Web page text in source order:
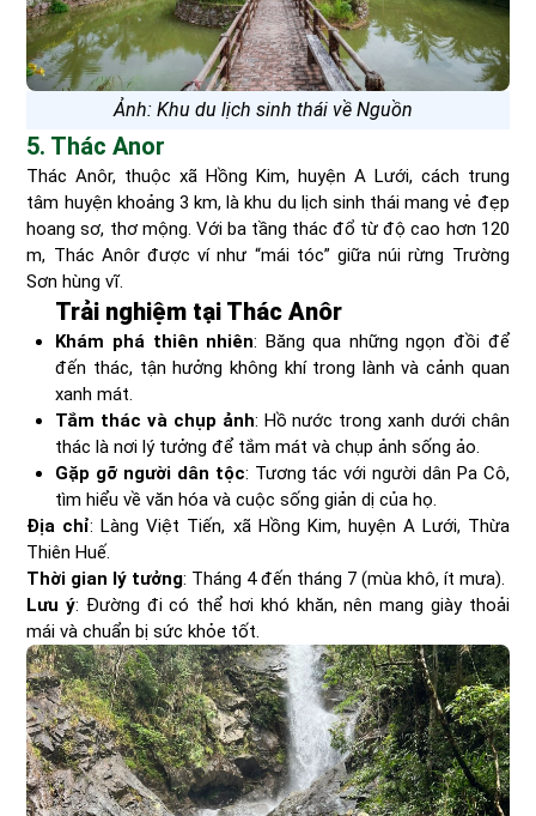
Ảnh: Khu du lịch sinh thái về Nguồn
5. Thác Anor
Thác Anôr, thuộc xã Hồng Kim, huyện A Lưới, cách trung
tâm huyện khoảng 3 km, là khu du lịch sinh thái mang vẻ đẹp
hoang sơ, thơ mộng. Với ba tầng thác đổ từ độ cao hơn 120
m, Thác Anôr được ví như “mái tóc” giữa núi rừng Trường
Sơn hùng vĩ.
Trải nghiệm tại Thác Anôr
Khám phá thiên nhiên: Băng qua những ngọn đồi để
đến thác, tận hưởng không khí trong lành và cảnh quan
xanh mát.
Tắm thác và chụp ảnh: Hồ nước trong xanh dưới chân
thác là nơi lý tưởng để tắm mát và chụp ảnh sống ảo.
Gặp gỡ người dân tộc: Tương tác với người dân Pa Cô,
tìm hiểu về văn hóa và cuộc sống giản dị của họ.
Địa chỉ: Làng Việt Tiến, xã Hồng Kim, huyện A Lưới, Thừa
Thiên Huế.
Thời gian lý tưởng: Tháng 4 đến tháng 7 (mùa khô, ít mưa).
Lưu ý: Đường đi có thể hơi khó khăn, nên mang giày thoải
mái và chuẩn bị sức khỏe tốt.